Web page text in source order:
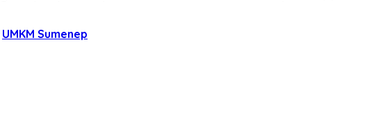
UMKM Sumenep